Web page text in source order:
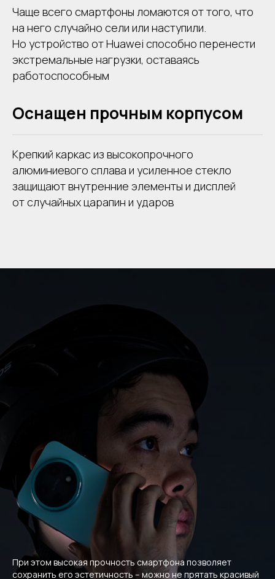
Чаще всего смартфоны ломаются от того, что
на него случайно сели или наступили.
Но устройство от Huawei способно перенести
экстремальные нагрузки, оставаясь
работоспособным
Оснащен прочным корпусом
Крепкий каркас из высокопрочного
алюминиевого сплава и усиленное стекло
защищают внутренние элементы и дисплей
от случайных царапин и ударов
При этом высокая прочность смартфона позволяет
сохранить его эстетичность – можно не прятать красивый